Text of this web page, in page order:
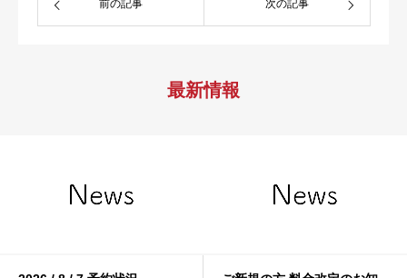
前の記事 次の記事
最新情報